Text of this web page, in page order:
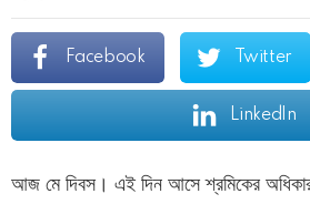
Facebook Twitter
LinkedIn
আজ মে দিবস। এই দিন আসে শ্রমিকের